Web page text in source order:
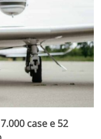
case e 52